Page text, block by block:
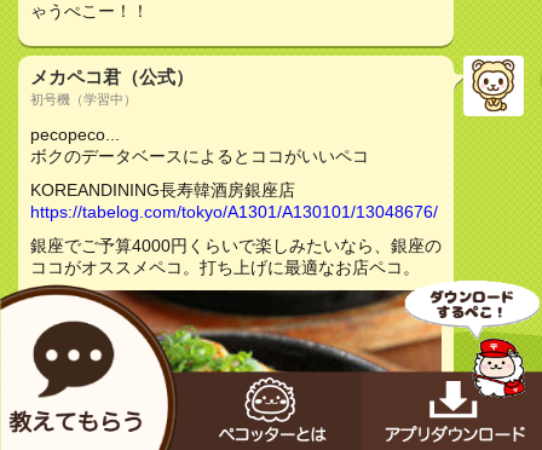
ゃうぺこー！！
メカペコ君（公式）
初号機（学習中）
pecopeco...
ボクのデータベースによるとココがいいペコ
KOREANDINING長寿韓酒房銀座店
https://tabelog.com/tokyo/A1301/A130101/13048676/
銀座でご予算4000円くらいで楽しみたいなら、銀座の
ココがオススメペコ。打ち上げに最適なお店ペコ。